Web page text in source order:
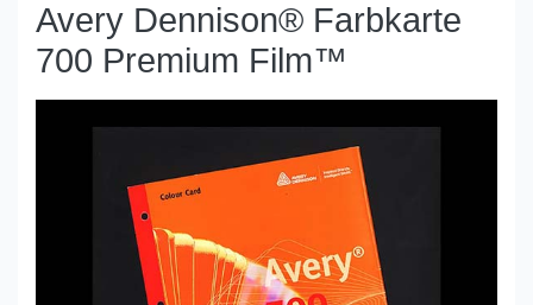
Avery Dennison® Farbkarte
700 Premium Film™